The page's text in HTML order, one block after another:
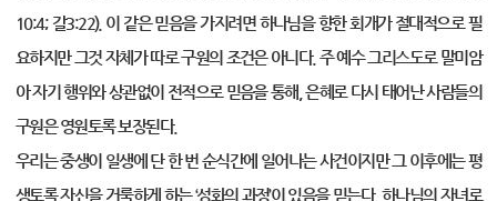
10:4; 갈3:22). 이 같은 믿음을 가지려면 하나님을 향한 회개가 절대적으로 필
요하지만 그것 자체가 따로 구원의 조건은 아니다. 주 예수 그리스도로 말미암
아 자기 행위와 상관없이 전적으로 믿음을 통해, 은혜로 다시 태어난 사람들의
구원은 영원토록 보장된다.
우리는 중생이 일생에 단 한 번 순식간에 일어나는 사건이지만 그 이후에는 평
생토록 자신을 거룩하게 하는 ‘성화의 과정’이 있음을 믿는다. 하나님의 자녀로